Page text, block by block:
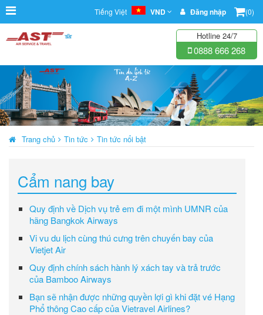
Tiếng Việt VND Đăng nhập (0)
Hotline 24/7
0888 666 268
Trang chủ Tin tức Tin tức nổi bật
Cẩm nang bay
Quy định về Dịch vụ trẻ em đi một mình UMNR của
hãng Bangkok Airways
Vi vu du lịch cùng thú cưng trên chuyến bay của
Vietjet Air
Quy định chính sách hành lý xách tay và trả trước
của Bamboo Airways
Bạn sẽ nhận được những quyền lợi gì khi đặt vé Hạng
Phổ thông Cao cấp của Vietravel Airlines?